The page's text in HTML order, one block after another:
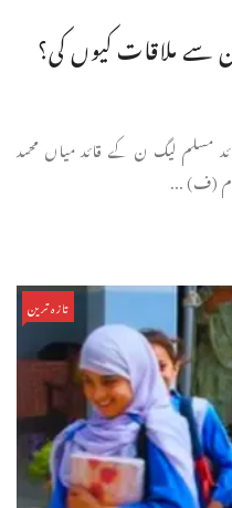
ملاقات کیوں کی؟
مسلم لیگ ن کے قائد میاں محمد
(ف) ...
تازہ ترین